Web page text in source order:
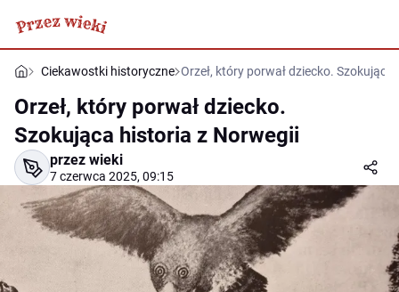
Ciekawostki historyczne Orzeł, który porwał dziecko.
Orzeł, który porwał dziecko.
Szokująca historia z Norwegii
przez wieki
7 czerwca 2025, 09:15